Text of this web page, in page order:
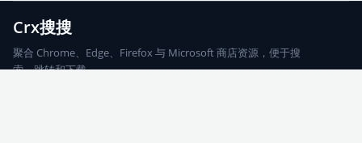
Crx搜搜
聚合 Chrome、Edge、Firefox 与 Microsoft 商店资源，便于搜
索、跳转和下载。